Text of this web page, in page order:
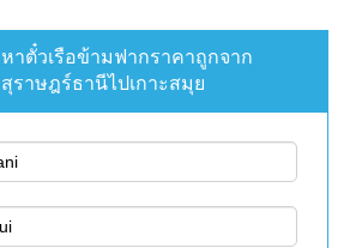
หาตั๋วเรือข้ามฟากราคาถูกจาก
สุราษฎร์ธานีไปเกาะสมุย